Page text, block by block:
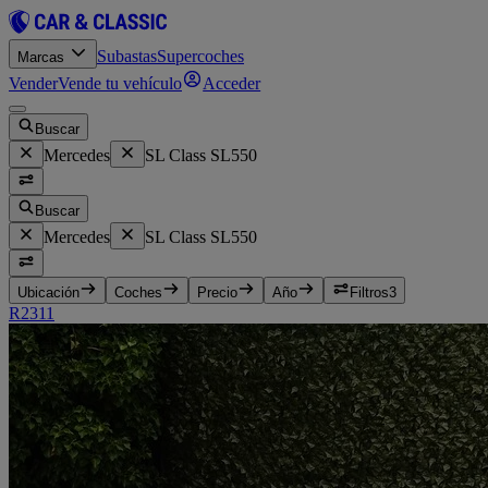
Marcas SubastasSupercoches
VenderVende tu vehículo Acceder
Buscar
Mercedes SL Class SL550
Buscar
Mercedes SL Class SL550
Ubicación Coches Precio Año Filtros3
R2311